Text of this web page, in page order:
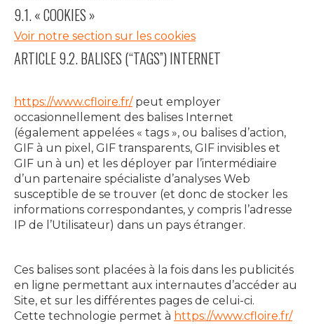
9.1. « COOKIES »
Voir notre section sur les cookies
ARTICLE 9.2. BALISES (“TAGS”) INTERNET
https://www.cfloire.fr/peut employer
occasionnellement des balises Internet
(également appelées « tags », ou balises d’action,
GIF à un pixel, GIF transparents, GIF invisibles et
GIF un à un) et les déployer par l’intermédiaire
d’un partenaire spécialiste d’analyses Web
susceptible de se trouver (et donc de stocker les
informations correspondantes, y compris l’adresse
IP de l’Utilisateur) dans un pays étranger.
Ces balises sont placées à la fois dans les publicités
en ligne permettant aux internautes d’accéder au
Site, et sur les différentes pages de celui-ci.
Cette technologie permet à https://www.cfloire.fr/